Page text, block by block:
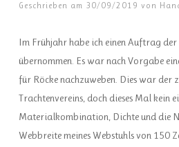
Geschrieben am 30/09/2019 von
Im Frühjahr habe ich einen Auftrag der
übernommen. Es war nach Vorgabe
für Röcke nachzuweben. Dies war der
Trachtenvereins, doch dieses Mal kein
Materialkombination, Dichte und die
Webbreite meines Webstuhls von 150